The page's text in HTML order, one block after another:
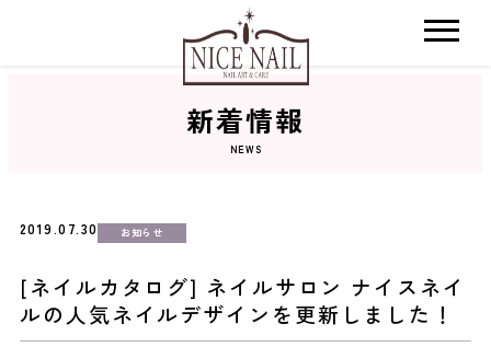
おすすめクーポン
新着情報
NEWS
2019.07.30 お知らせ
[ネイルカタログ] ネイルサロン ナイスネイ
ルの人気ネイルデザインを更新しました！